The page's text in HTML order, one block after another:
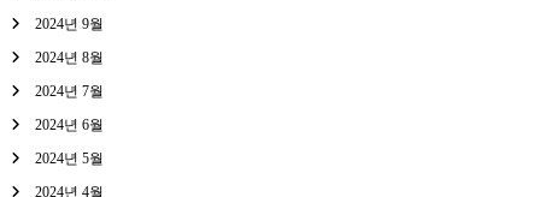
2024년 9월
2024년 8월
2024년 7월
2024년 6월
2024년 5월
2024년 4월